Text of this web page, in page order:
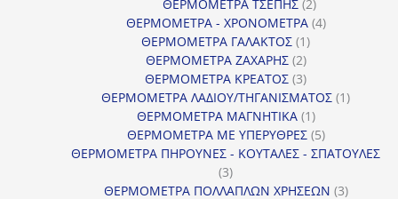
ΘΕΡΜΟΜΕΤΡΑ ΤΣΕΠΗΣ 2
προϊόντα
ΘΕΡΜΟΜΕΤΡΑ - ΧΡΟΝΟΜΕΤΡΑ 44
ΘΕΡΜΟΜΕΤΡΑ ΓΑΛΑΚΤΟΣ 11
προϊόν
ΘΕΡΜΟΜΕΤΡΑ ΖΑΧΑΡΗΣ 22
προϊόντα
ΘΕΡΜΟΜΕΤΡΑ ΚΡΕΑΤΟΣ 33
προϊόντα
ΘΕΡΜΟΜΕΤΡΑ ΛΑΔΙΟΥ/ΤΗΓΑΝΙΣΜΑΤΟΣ 11
ΘΕΡΜΟΜΕΤΡΑ ΜΑΓΝΗΤΙΚΑ 11
προϊόν
ΘΕΡΜΟΜΕΤΡΑ ΜΕ ΥΠΕΡΥΘΡΕΣ 55
προϊόντα
ΘΕΡΜΟΜΕΤΡΑ ΠΗΡΟΥΝΕΣ - ΚΟΥΤΑΛΕΣ - ΣΠΑΤΟΥΛΕΣ
33
προϊόντα
ΘΕΡΜΟΜΕΤΡΑ ΠΟΛΛΑΠΛΩΝ ΧΡΗΣΕΩΝ 33